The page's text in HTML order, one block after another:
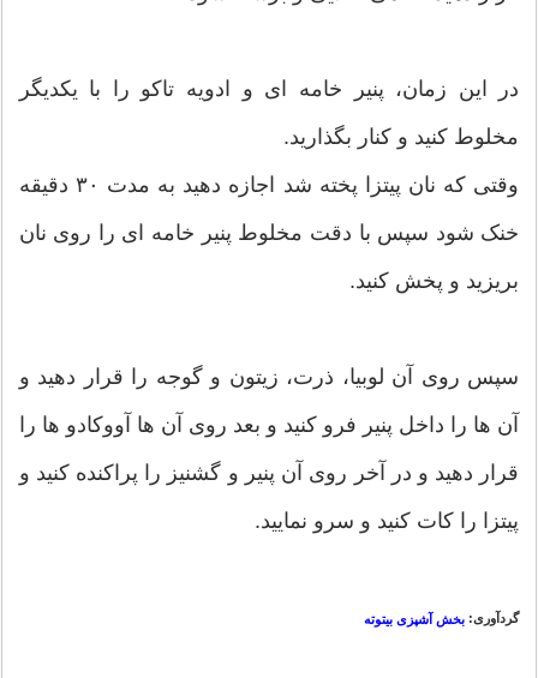
در این زمان، پنیر خامه ای و ادویه تاکو را با یکدیگر
مخلوط کنید و کنار بگذارید.
وقتی که نان پیتزا پخته شد اجازه دهید به مدت ۳۰ دقیقه
خنک شود سپس با دقت مخلوط پنیر خامه ای را روی نان
بریزید و پخش کنید.
سپس روی آن لوبیا، ذرت، زیتون و گوجه را قرار دهید و
آن ها را داخل پنیر فرو کنید و بعد روی آن ها آووکادو ها را
قرار دهید و در آخر روی آن پنیر و گشنیز را پراکنده کنید و
پیتزا را کات کنید و سرو نمایید.
گردآوری: بخش آشپزی بیتوته